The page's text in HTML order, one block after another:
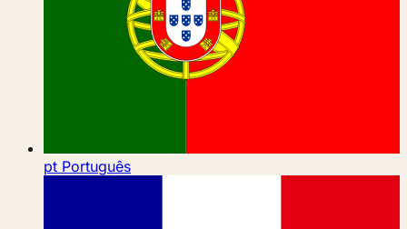
pt Português